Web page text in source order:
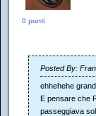
0 punti
Posted By:
ehhehehe
E pensare che
passeggiava